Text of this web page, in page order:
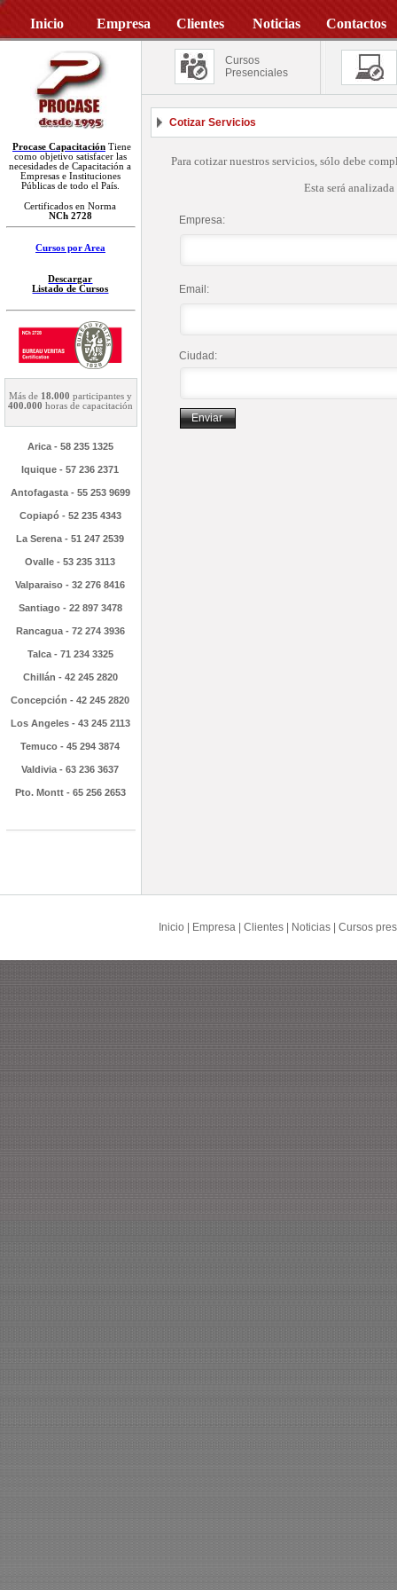
Inicio Empresa Clientes Noticias Contactos
Procase Capacitación Tiene
como objetivo satisfacer las
necesidades de Capacitación a
Empresas e Instituciones
Públicas de todo el País.
Certificados en Norma
NCh 2728
Cursos por Area
Descargar
Listado de Cursos
Más de 18.000 participantes y
400.000 horas de capacitación
Arica - 58 235 1325
Iquique - 57 236 2371
Antofagasta - 55 253 9699
Copiapó - 52 235 4343
La Serena - 51 247 2539
Ovalle - 53 235 3113
Valparaiso - 32 276 8416
Santiago - 22 897 3478
Rancagua - 72 274 3936
Talca - 71 234 3325
Chillán - 42 245 2820
Concepción - 42 245 2820
Los Angeles - 43 245 2113
Temuco - 45 294 3874
Valdivia - 63 236 3637
Pto. Montt - 65 256 2653
Cursos
Presenciales
Cotizar Servicios
Para cotizar nuestros servicios, sólo debe
Esta será
Empresa:
Email:
Ciudad:
Enviar
Inicio Empresa Clientes Noticias Cursos